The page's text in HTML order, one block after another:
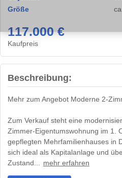
Größe
117.000 €
Kaufpreis
Beschreibung:
Mehr zum Angebot Moderne 2-
Zum Verkauf steht eine
Zimmer-Eigentumswohnung im 1.
gepflegten Mehrfamilienhauses in
sich ideal als Kapitalanlage und
Zustand...
mehr erfahren